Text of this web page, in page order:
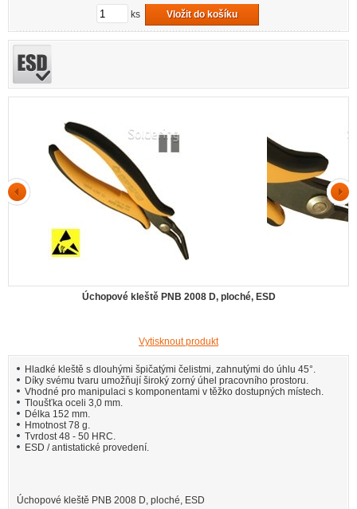
ks Vložit do košíku
Úchopové kleště PNB 2008 D, ploché, ESD
Vytisknout produkt
Hladké kleště s dlouhými špičatými čelistmi, zahnutými do úhlu 45°.
Díky svému tvaru umožňují široký zorný úhel pracovního prostoru.
Vhodné pro manipulaci s komponentami v těžko dostupných místech.
Tloušťka oceli 3,0 mm.
Délka 152 mm.
Hmotnost 78 g.
Tvrdost 48 - 50 HRC.
ESD / antistatické provedení.
Úchopové kleště PNB 2008 D, ploché, ESD